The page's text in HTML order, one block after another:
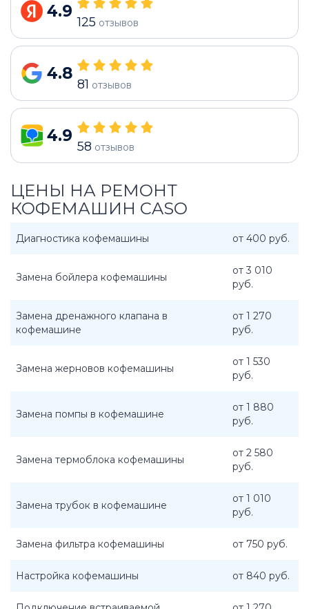
4.9
125 отзывов
4.8
81 отзывов
4.9
58 отзывов
ЦЕНЫ НА РЕМОНТ
КОФЕМАШИН CASO
Диагностика кофемашины от 400 руб.
Замена бойлера кофемашины
от 3 010
руб.
Замена дренажного клапана в
кофемашине
от 1 270
руб.
Замена жерновов кофемашины
от 1 530
руб.
Замена помпы в кофемашине
от 1 880
руб.
Замена термоблока кофемашины
от 2 580
руб.
Замена трубок в кофемашине
от 1 010
руб.
Замена фильтра кофемашины от 750 руб.
Настройка кофемашины от 840 руб.